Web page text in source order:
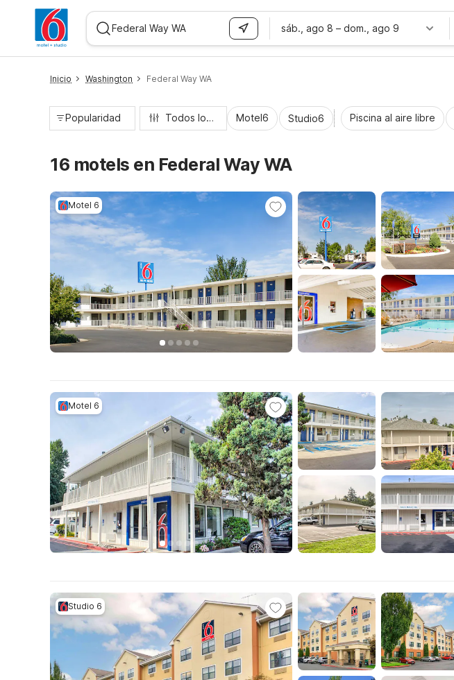
sáb., ago 8 – dom., ago 9
Inicio Washington Federal Way WA
Popularidad Todos los filtros Motel6 Studio6 Piscina al aire libre
16 motels en Federal Way WA
Motel 6
Motel 6
Studio 6